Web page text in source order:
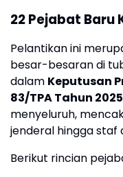
22 Pejabat Baru
Pelantikan ini
besar-besaran di
dalam Keputusan
83/TPA Tahun 2025
menyeluruh,
jenderal hingga staf
Berikut rincian